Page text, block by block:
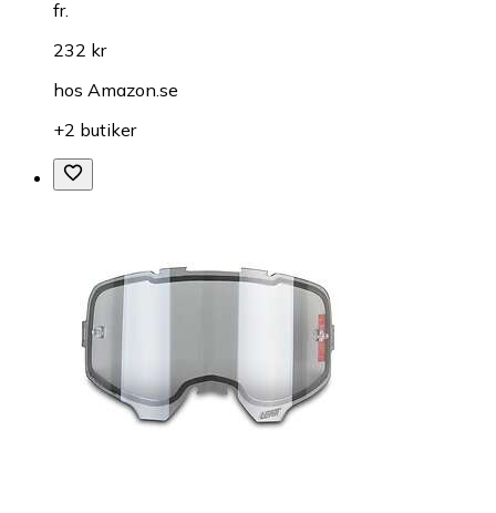
fr.
232 kr
hos Amazon.se
+2 butiker